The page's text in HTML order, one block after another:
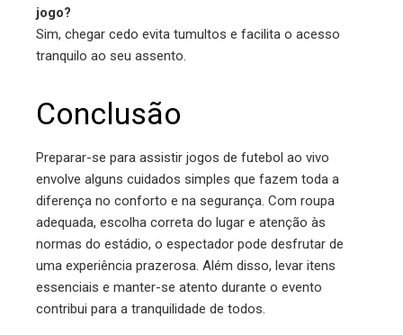
jogo?
Sim, chegar cedo evita tumultos e facilita o acesso
tranquilo ao seu assento.
Conclusão
Preparar-se para assistir jogos de futebol ao vivo
envolve alguns cuidados simples que fazem toda a
diferença no conforto e na segurança. Com roupa
adequada, escolha correta do lugar e atenção às
normas do estádio, o espectador pode desfrutar de
uma experiência prazerosa. Além disso, levar itens
essenciais e manter-se atento durante o evento
contribui para a tranquilidade de todos.